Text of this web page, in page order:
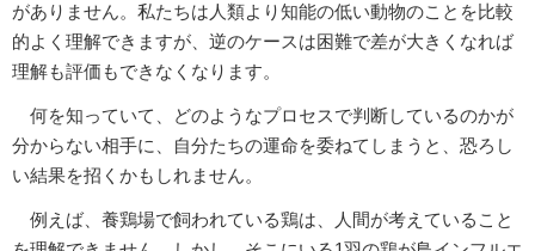
がありません。私たちは人類より知能の低い動物のことを比較
的よく理解できますが、逆のケースは困難で差が大きくなれば
理解も評価もできなくなります。
何を知っていて、どのようなプロセスで判断しているのかが
分からない相手に、自分たちの運命を委ねてしまうと、恐ろし
い結果を招くかもしれません。
例えば、養鶏場で飼われている鶏は、人間が考えていること